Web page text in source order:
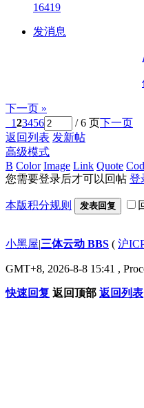
16419
发消息
下一页 »
123456 / 6 页下一页
返回列表 发新帖
高级模式
B Color Image Link Quote
您需要登录后才可以回帖 登
本版积分规则 发表回复
小黑屋|三体云动 BBS ( 沪
GMT+8, 2026-8-8 15:41 ,
快速回复 返回顶部 返回列表